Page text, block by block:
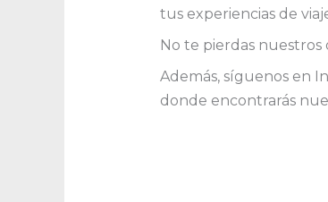
tus experiencias de
No te pierdas
Además, síguenos en
donde encontrarás